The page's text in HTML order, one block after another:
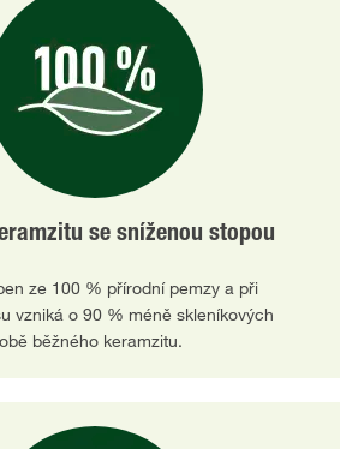
se sníženou stopou
ze 100 % přírodní pemzy a při
vzniká o 90 % méně skleníkových
běžného keramzitu.